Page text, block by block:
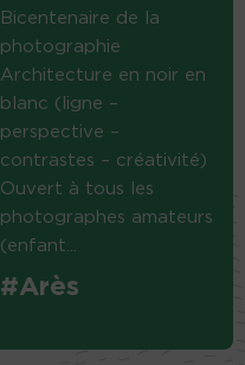
Bicentenaire de la
photographie
Architecture en noir en
blanc (ligne –
perspective –
contrastes – créativité)
Ouvert à tous les
photographes amateurs
(enfant...
#Arès